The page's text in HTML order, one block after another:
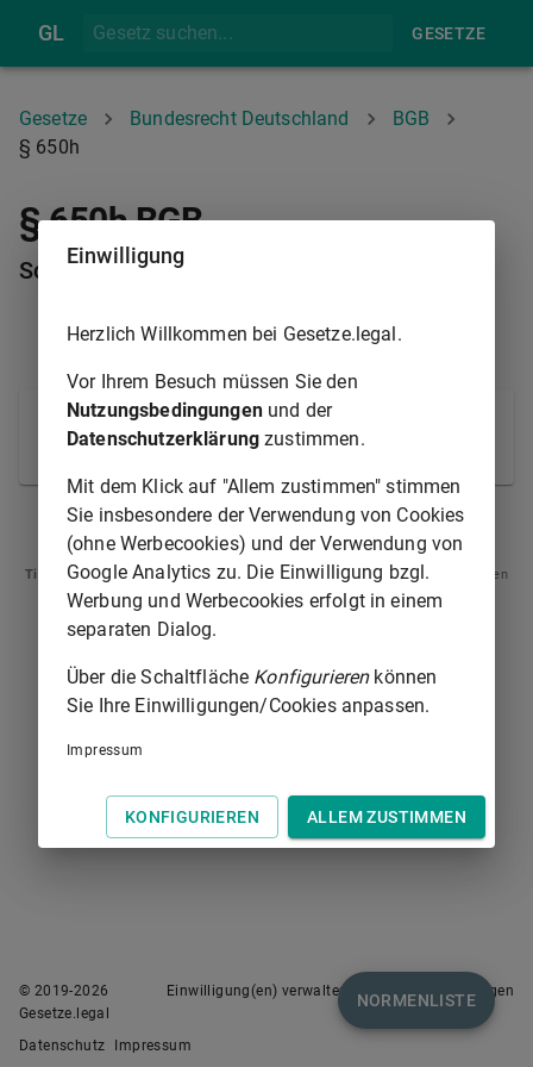
GL GESETZE
Gesetze Bundesrecht Deutschland
BGB
§ 650h
§ 650h BGB
Schriftform der Kündigung
Die Kündigung des Bauvertrags bedarf der
schriftlichen Form.
§ 650G § 650I
Tipp
: Swipen Sie auf dem Bildschirm links oder rechts zur Navigation zwischen
Normen.
NORMENLISTE
© 2019-2026
Gesetze.legal
Einwilligung(en) verwalten Nutzungsbedingungen
Datenschutz Impressum
Einwilligung
Herzlich Willkommen bei Gesetze.legal.
Vor Ihrem Besuch müssen Sie den
Nutzungsbedingungenund der
Datenschutzerklärung zustimmen.
Mit dem Klick auf "Allem zustimmen" stimmen
Sie insbesondere der Verwendung von Cookies
(ohne Werbecookies) und der Verwendung von
Google Analytics zu. Die Einwilligung bzgl.
Werbung und Werbecookies erfolgt in einem
separaten Dialog.
Über die Schaltfläche Konfigurierenkönnen
Sie Ihre Einwilligungen/Cookies anpassen.
Impressum
KONFIGURIEREN ALLEM ZUSTIMMEN